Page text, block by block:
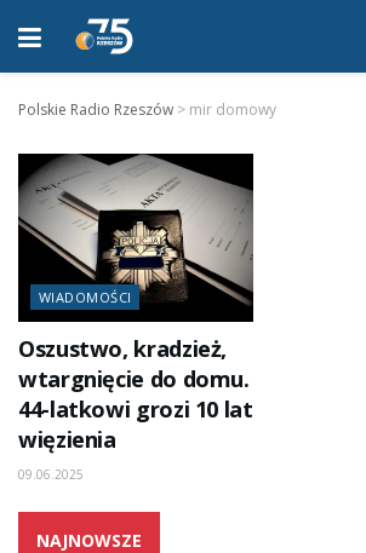
Polskie Radio Rzeszów > mir domowy
WIADOMOŚCI
Oszustwo, kradzież,
wtargnięcie do domu.
44-latkowi grozi 10 lat
więzienia
09.06.2025
NAJNOWSZE